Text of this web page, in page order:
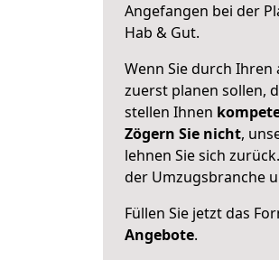
Angefangen bei der
Hab & Gut.
Wenn Sie durch
zuerst planen sollen,
stellen Ihnen
Zögern Sie nicht,
lehnen Sie sich zurück.
der Umzugsbranche
Füllen Sie jetzt das
Angebote.